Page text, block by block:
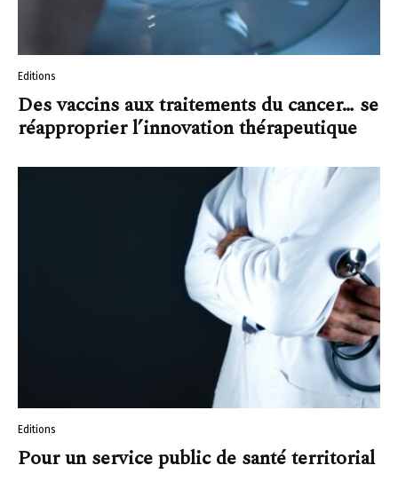
Editions
Des vaccins aux traitements du cancer… se
réapproprier l’innovation thérapeutique
Editions
Pour un service public de santé territorial